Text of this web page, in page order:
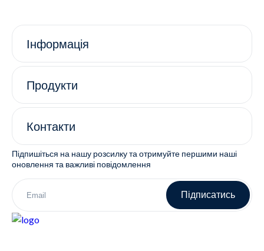
Інформація
Продукти
Контакти
Підпишіться на нашу розсилку та отримуйте першими наші
оновлення та важливі повідомлення
Підписатись